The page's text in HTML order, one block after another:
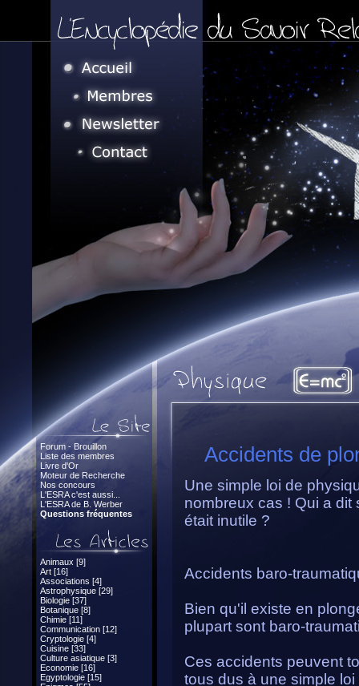
Forum - Brouillon
Liste des membres
Livre d'Or
Moteur de Recherche
Nos concours
L'ESRA c'est aussi...
L'ESRA de B. Werber
Questions fréquentes
Animaux [9]
Art [16]
Associations [4]
Astrophysique [29]
Biologie [37]
Botanique [8]
Chimie [11]
Communication [12]
Cryptologie [4]
Cuisine [33]
Culture asiatique [3]
Economie [16]
Egyptologie [15]
Accidents de
Une simple loi de
nombreux cas ! Qui a
était inutile ?
Accidents baro-
Bien qu'il existe en
plupart sont baro-
Ces accidents peuvent
tous dus à une simple